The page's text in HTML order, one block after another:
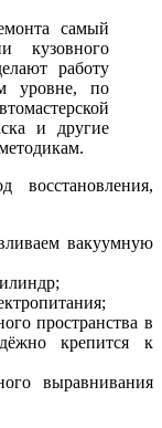
самый
кузовного
работу
уровне, по
и другие
восстановления,
вакуумную
пространства в
крепится к
выравнивания